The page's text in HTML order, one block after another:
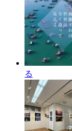
る